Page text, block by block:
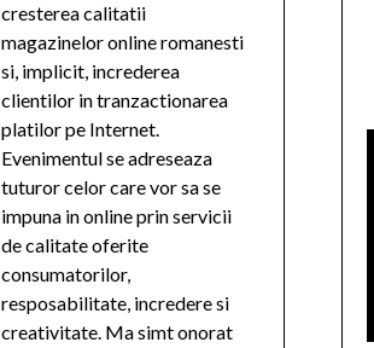
cresterea calitatii
magazinelor online romanesti
si, implicit, increderea
clientilor in tranzactionarea
platilor pe Internet.
Evenimentul se adreseaza
tuturor celor care vor sa se
impuna in online prin servicii
de calitate oferite
consumatorilor,
resposabilitate, incredere si
creativitate. Ma simt onorat